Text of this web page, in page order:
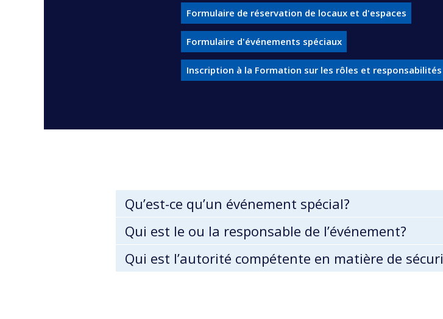
Formulaire de réservation de locaux et d'espaces
Formulaire d'événements spéciaux
Inscription à la Formation sur les rôles et
Qu’est-ce qu’un événement spécial?
Qui est le ou la responsable de l’événement?
Qui est l’autorité compétente en matière de